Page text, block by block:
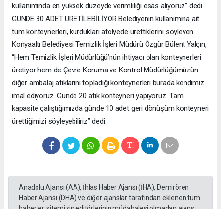
kullanımında en yüksek düzeyde verimliliği esas alıyoruz” dedi.
GÜNDE 30 ADET ÜRETİLEBİLİYOR Belediyenin kullanımına ait
tüm konteynerleri, kurdukları atölyede ürettiklerini söyleyen
Konyaaltı Belediyesi Temizlik İşleri Müdürü Özgür Bülent Yalçın,
“Hem Temizlik İşleri Müdürlüğü’nün ihtiyacı olan konteynerleri
üretiyor hem de Çevre Koruma ve Kontrol Müdürlüğümüzün
diğer ambalaj atıklarını topladığı konteynerleri burada kendimiz
imal ediyoruz. Günde 20 atık konteyneri yapıyoruz. Tam
kapasite çalıştığımızda günde 10 adet geri dönüşüm konteyneri
ürettiğimizi söyleyebiliriz” dedi.
Anadolu Ajansı (AA), İhlas Haber Ajansı (İHA), Demirören
Haber Ajansı (DHA) ve diğer ajanslar tarafından eklenen tüm